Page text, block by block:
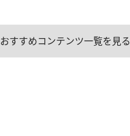
おすすめコンテンツ一覧を見る